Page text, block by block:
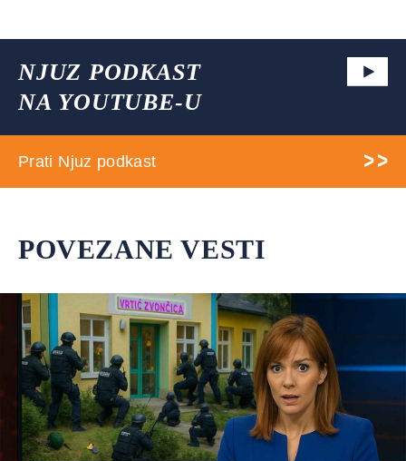
NJUZ PODKAST
NA YOUTUBE-U
Prati Njuz podkast
POVEZANE VESTI